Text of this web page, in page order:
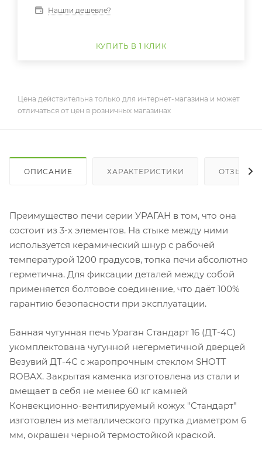
Нашли дешевле?
КУПИТЬ В 1 КЛИК
Цена действительна только для интернет-магазина и может
отличаться от цен в розничных магазинах
ОПИСАНИЕ ХАРАКТЕРИСТИКИ ОТЗЫВЫ
Преимущество печи серии УРАГАН в том, что она
состоит из 3-х элементов. На стыке между ними
используется керамический шнур с рабочей
температурой 1200 градусов, топка печи абсолютно
герметична. Для фиксации деталей между собой
применяется болтовое соединение, что даёт 100%
гарантию безопасности при эксплуатации.
Банная чугунная печь Ураган Стандарт 16 (ДТ-4С)
укомплектована чугунной негерметичной дверцей
Везувий ДТ-4С с жаропрочным стеклом SHOTT
ROBAX. Закрытая каменка изготовлена из стали и
вмещает в себя не менее 60 кг камней
Конвекционно-вентилируемый кожух "Стандарт"
изготовлен из металлического прутка диаметром 6
мм, окрашен черной термостойкой краской.